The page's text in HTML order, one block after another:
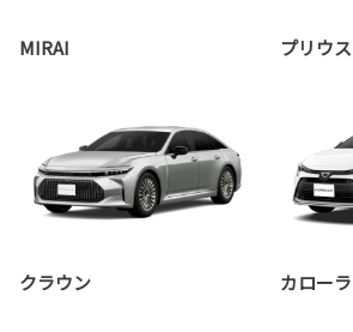
MIRAI プリウス
クラウン カローラ